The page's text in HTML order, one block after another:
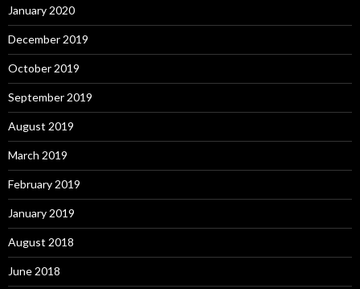
January 2020
December 2019
October 2019
September 2019
August 2019
March 2019
February 2019
January 2019
August 2018
June 2018